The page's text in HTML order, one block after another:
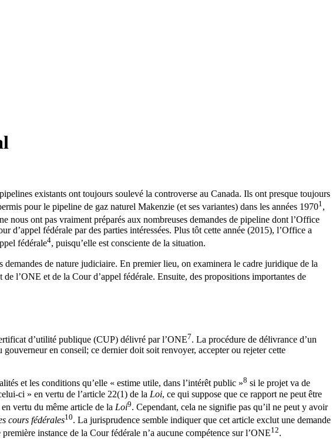
existants ont toujours soulevé la controverse au Canada. Ils ont presque toujours
pour le pipeline de gaz naturel Makenzie (et ses variantes) dans les années 19701 ,
nous ont pas vraiment préparés aux nombreuses demandes de pipeline dont l’Office
d’appel fédérale par des parties intéressées. Plus tôt cette année (2015), l’Office a
fédérale4, puisqu’elle est consciente de la situation.
de nature judiciaire. En premier lieu, on examinera le cadre juridique de la
l’ONE et de la Cour d’appel fédérale. Ensuite, des propositions importantes de
d’utilité publique (CUP) délivré par l’ONE7. La procédure de délivrance d’un
en conseil; ce dernier doit soit renvoyer, accepter ou rejeter cette
et les conditions qu’elle « estime utile, dans l’intérêt public »8 si le projet va de
ci » en vertu de l’article 22(1) de la Loi, ce qui suppose que ce rapport ne peut être
vertu du même article de la Loi9. Cependant, cela ne signifie pas qu’il ne peut y avoir
cours fédérales10. La jurisprudence semble indiquer que cet article exclut une demande
instance de la Cour fédérale n’a aucune compétence sur l’ONE12.